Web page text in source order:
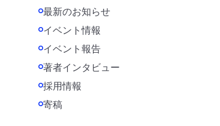
最新のお知らせ
イベント情報
イベント報告
著者インタビュー
採用情報
寄稿